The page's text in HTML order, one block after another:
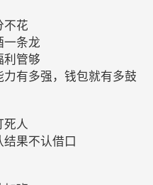
不花
一条龙
利管够
有多强，钱包就有多鼓
人
果不认借口